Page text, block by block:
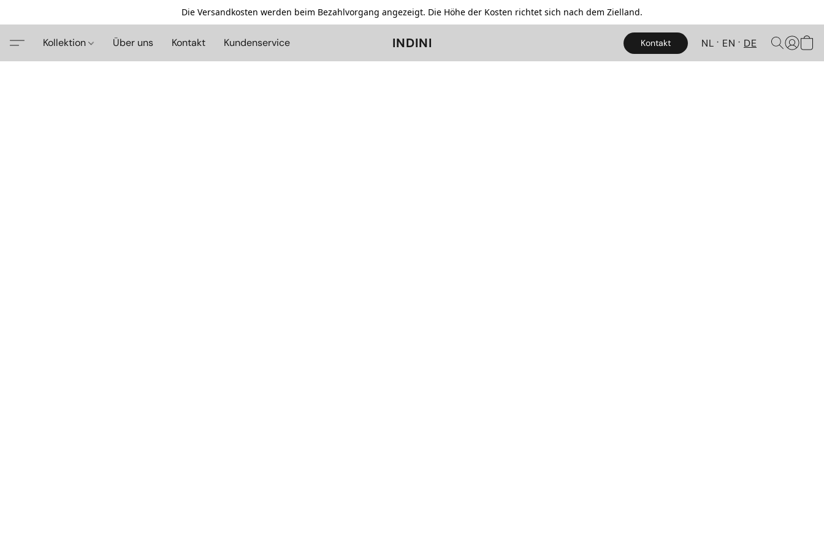
Die Versandkosten werden beim Bezahlvorgang angezeigt. Die Höhe der Kosten richtet sich nach dem Zielland.
INDINI
Kollektion Über uns Kontakt Kundenservice Kontakt NL EN DE